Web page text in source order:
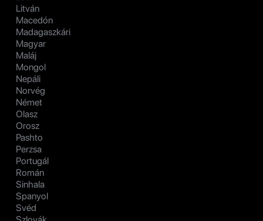
Litván
Macedón
Madagaszkári
Magyar
Maláj
Mongol
Nepáli
Norvég
Német
Olasz
Orosz
Pashto
Perzsa
Portugál
Román
Sinhala
Spanyol
Svéd